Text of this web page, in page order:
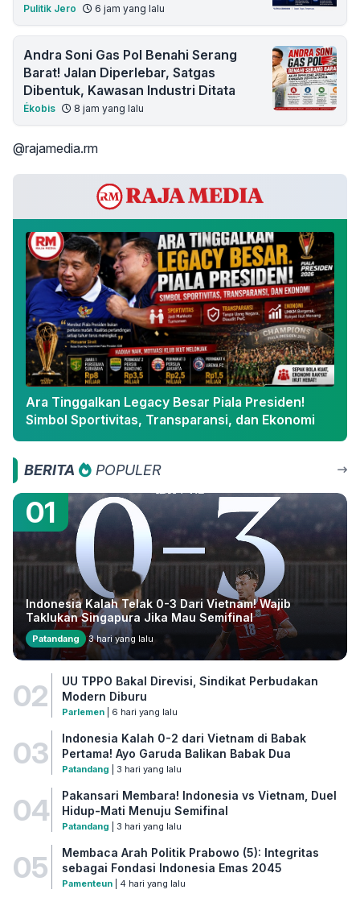
Pulitik Jero 6 jam yang lalu
Andra Soni Gas Pol Benahi Serang
Barat! Jalan Diperlebar, Satgas
Dibentuk, Kawasan Industri Ditata
Ékobis 8 jam yang lalu
@rajamedia.rm
Ara Tinggalkan Legacy Besar Piala Presiden!
Simbol Sportivitas, Transparansi, dan Ekonomi
BERITA POPULER
01
Indonesia Kalah Telak 0-3 Dari Vietnam! Wajib
Taklukan Singapura Jika Mau Semifinal
Patandang 3 hari yang lalu
02
UU TPPO Bakal Direvisi, Sindikat Perbudakan
Modern Diburu
Parlemen| 6 hari yang lalu
03
Indonesia Kalah 0-2 dari Vietnam di Babak
Pertama! Ayo Garuda Balikan Babak Dua
Patandang | 3 hari yang lalu
04
Pakansari Membara! Indonesia vs Vietnam, Duel
Hidup-Mati Menuju Semifinal
Patandang | 3 hari yang lalu
05
Membaca Arah Politik Prabowo (5): Integritas
sebagai Fondasi Indonesia Emas 2045
Pamenteun| 4 hari yang lalu